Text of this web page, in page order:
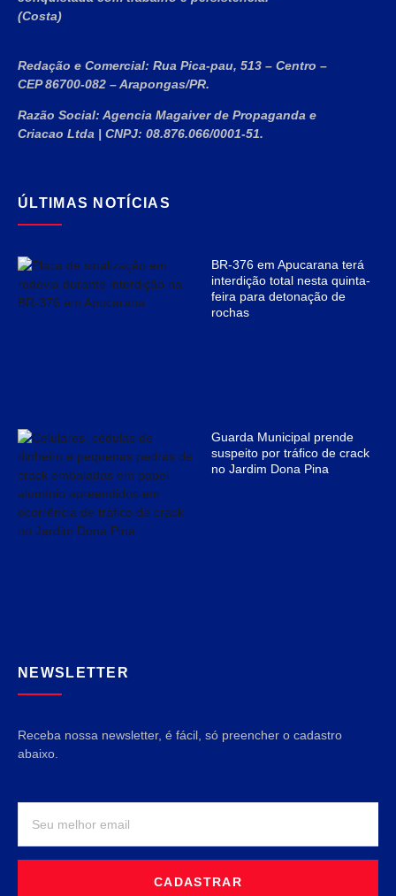
(Costa)
Redação e Comercial: Rua Pica-pau, 513 – Centro –
CEP 86700-082 – Arapongas/PR.
Razão Social: Agencia Magaiver de Propaganda e
Criacao Ltda | CNPJ: 08.876.066/0001-51.
ÚLTIMAS NOTÍCIAS
BR-376 em Apucarana terá
interdição total nesta quinta-
feira para detonação de
rochas
Guarda Municipal prende
suspeito por tráfico de crack
no Jardim Dona Pina
NEWSLETTER
Receba nossa newsletter, é fácil, só preencher o cadastro
abaixo.
CADASTRAR